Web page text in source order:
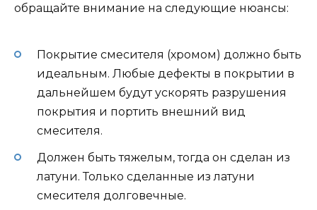
обращайте внимание на следующие нюансы:
Покрытие смесителя (хромом) должно быть
идеальным. Любые дефекты в покрытии в
дальнейшем будут ускорять разрушения
покрытия и портить внешний вид
смесителя.
Должен быть тяжелым, тогда он сделан из
латуни. Только сделанные из латуни
смесителя долговечные.